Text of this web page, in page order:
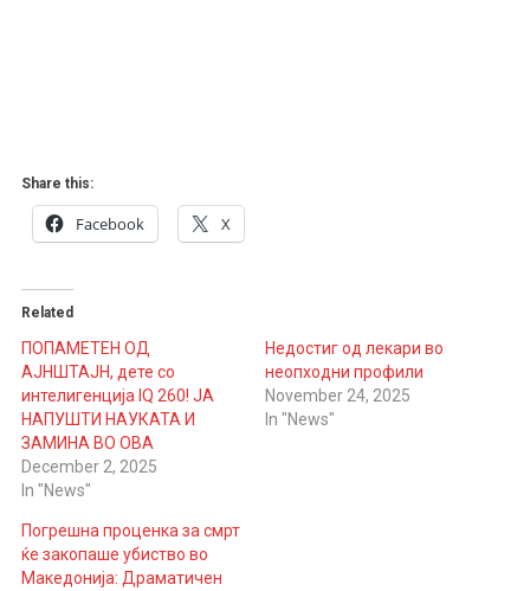
Share this:
Facebook X
Related
ПОПАМЕТЕН ОД
АЈНШТАЈН, дете со
интелигенција IQ 260! ЈА
НАПУШТИ НАУКАТА И
ЗАМИНА ВО ОВА
December 2, 2025
In "News"
Недостиг од лекари во
неопходни профили
November 24, 2025
In "News"
Погрешна проценка за смрт
ќе закопаше убиство во
Македонија: Драматичен